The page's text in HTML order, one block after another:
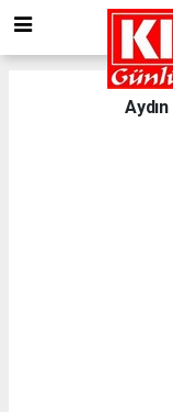
Aydın